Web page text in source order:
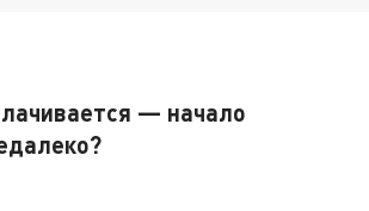
— начало